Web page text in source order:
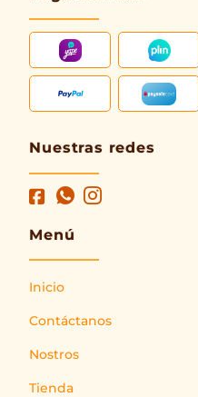
Nuestras redes
Menú
Inicio
Contáctanos
Nostros
Tienda